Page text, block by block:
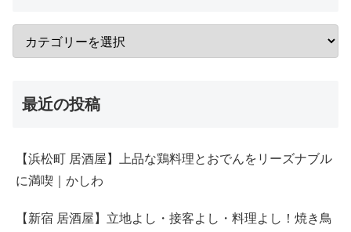
最近の投稿
【浜松町 居酒屋】上品な鶏料理とおでんをリーズナブル
に満喫｜かしわ
【新宿 居酒屋】立地よし・接客よし・料理よし！焼き鳥